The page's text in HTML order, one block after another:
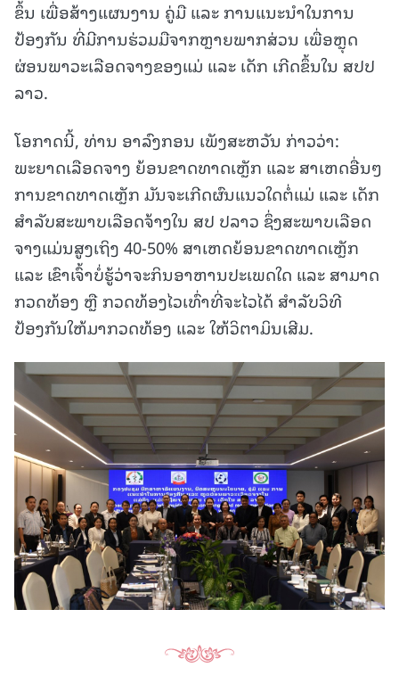
ຂຶ້ນ ເພື່ອສ້າງແຜນງານ ຄູ່ມື ແລະ ການແນະນຳໃນການ
ປ້ອງກັນ ທີ່ມີການຮ່ວມມືຈາກຫຼາຍພາກສ່ວນ ເພື່ອຫຼຸດ
ຜ່ອນພາວະເລືອດຈາງຂອງແມ່ ແລະ ເດັກ ເກີດຂຶ້ນໃນ ສປປ
ລາວ.
ໂອກາດນີ້, ທ່ານ ອາລົງກອນ ເພັງສະຫວັນ ກ່າວວ່າ:
ພະຍາດເລືອດຈາງ ຍ້ອນຂາດທາດເຫຼັກ ແລະ ສາເຫດອື່ນໆ
ການຂາດທາດເຫຼັກ ມັນຈະເກີດຜົນແນວໃດຕໍ່ແມ່ ແລະ ເດັກ
ສໍາລັບສະພາບເລືອດຈ້າງໃນ ສປ ປລາວ ຊຶ່ງສະພາບເລືອດ
ຈາງແມ່ນສູງເຖິງ 40-50% ສາເຫດຍ້ອນຂາດທາດເຫຼັກ
ແລະ ເຂົາເຈົ້າບໍ່ຮູ້ວ່າຈະກິນອາຫານປະເພດໃດ ແລະ ສາມາດ
ກວດທ້ອງ ຫຼື ກວດທ້ອງໄວເທົ່າທີ່ຈະໄວໄດ້ ສໍາລັບວິທີ
ປ້ອງກັນໃຫ້ມາກວດທ້ອງ ແລະ ໃຫ້ວິຕາມິນເສີມ.